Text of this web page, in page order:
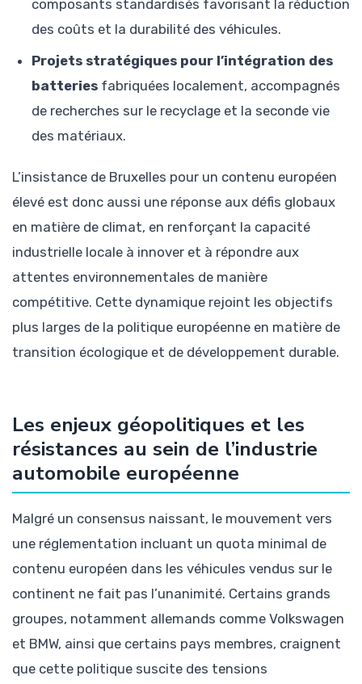
composants standardisés favorisant la réduction
des coûts et la durabilité des véhicules.
Projets stratégiques pour l’intégration des
batteries fabriquées localement, accompagnés
de recherches sur le recyclage et la seconde vie
des matériaux.
L’insistance de Bruxelles pour un contenu européen
élevé est donc aussi une réponse aux défis globaux
en matière de climat, en renforçant la capacité
industrielle locale à innover et à répondre aux
attentes environnementales de manière
compétitive. Cette dynamique rejoint les objectifs
plus larges de la politique européenne en matière de
transition écologique et de développement durable.
Les enjeux géopolitiques et les
résistances au sein de l’industrie
automobile européenne
Malgré un consensus naissant, le mouvement vers
une réglementation incluant un quota minimal de
contenu européen dans les véhicules vendus sur le
continent ne fait pas l’unanimité. Certains grands
groupes, notamment allemands comme Volkswagen
et BMW, ainsi que certains pays membres, craignent
que cette politique suscite des tensions